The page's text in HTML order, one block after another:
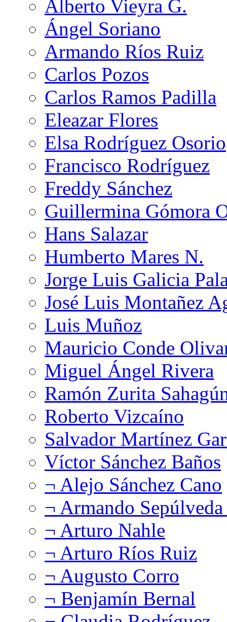
Alberto Vieyra G.
Ángel Soriano
Armando Ríos Ruiz
Carlos Pozos
Carlos Ramos Padilla
Eleazar Flores
Elsa Rodríguez Osorio
Francisco Rodríguez
Freddy Sánchez
Guillermina Gómora
Hans Salazar
Humberto Mares N.
Jorge Luis Galicia
José Luis Montañez
Luis Muñoz
Mauricio Conde
Miguel Ángel Rivera
Ramón Zurita
Roberto Vizcaíno
Salvador Martínez
Víctor Sánchez Baños
¬ Alejo Sánchez Cano
¬ Armando
¬ Arturo Nahle
¬ Arturo Ríos Ruiz
¬ Augusto Corro
¬ Benjamín Bernal